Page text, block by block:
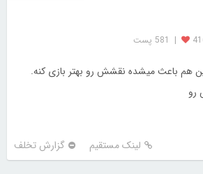
| 581 پست
هم باعث میشده نقشش رو بهتر بازی کنه.
رو
لینک مستقیم گزارش تخلف